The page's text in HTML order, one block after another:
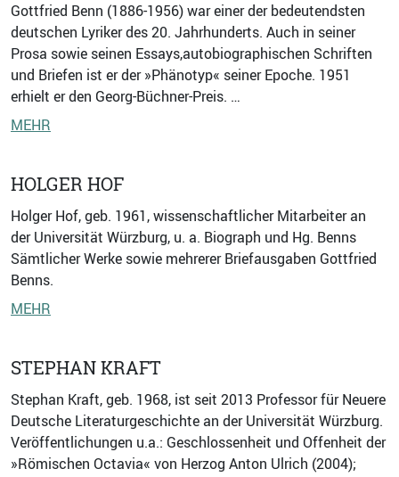
Gottfried Benn (1886-1956) war einer der bedeutendsten
deutschen Lyriker des 20. Jahrhunderts. Auch in seiner
Prosa sowie seinen Essays,autobiographischen Schriften
und Briefen ist er der »Phänotyp« seiner Epoche. 1951
erhielt er den Georg-Büchner-Preis. …
MEHR
HOLGER HOF
Holger Hof, geb. 1961, wissenschaftlicher Mitarbeiter an
der Universität Würzburg, u. a. Biograph und Hg. Benns
Sämtlicher Werke sowie mehrerer Briefausgaben Gottfried
Benns.
MEHR
STEPHAN KRAFT
Stephan Kraft, geb. 1968, ist seit 2013 Professor für Neuere
Deutsche Literaturgeschichte an der Universität Würzburg.
Veröffentlichungen u.a.: Geschlossenheit und Offenheit der
»Römischen Octavia« von Herzog Anton Ulrich (2004);